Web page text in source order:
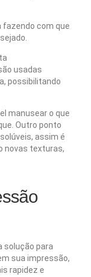
fazendo com que
usadas
possibilitando
manusear o que
Outro ponto
assim é
novas texturas,
solução para
sua impressão,
rapidez e